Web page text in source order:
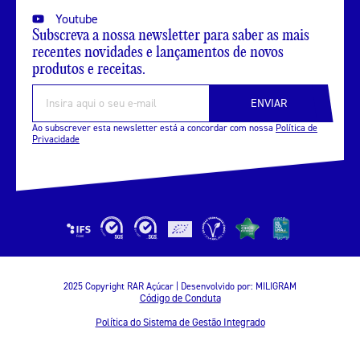
Youtube
Subscreva a nossa newsletter para saber as mais
recentes novidades e lançamentos de novos
produtos e receitas.
ENVIAR
Ao subscrever esta newsletter está a concordar com nossa Política de
Privacidade
2025 Copyright RAR Açúcar | Desenvolvido por: MILIGRAM
Código de Conduta
Política do Sistema de Gestão Integrado